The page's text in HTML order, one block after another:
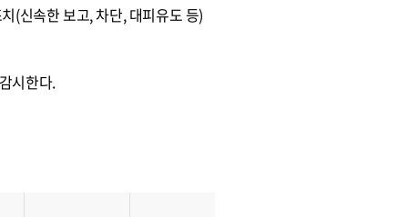
(신속한 보고, 차단, 대피유도 등)
시한다.